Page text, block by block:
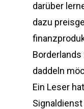
darüber
dazu
Borderlands
daddeln
Ein Leser